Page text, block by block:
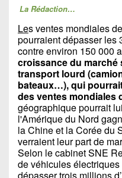
La Rédaction…
Les ventes mondiales
pourraient dépasser les
contre environ 150 000
croissance du marché
transport lourd
bateaux…), qui
des ventes mondiales
géographique pourrait
l'Amérique du Nord
la Chine et la Corée du
verraient leur part de
Selon le cabinet SNE
de véhicules